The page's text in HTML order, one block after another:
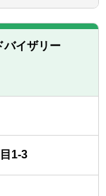
在宅勤務メイン、
を利用可能）
時間/月、繁忙期
コーポレート業
または提案経験
ダー経験(人数規
をしてきた方
業グループへの
AI（最新のIT技
関心がある方
成、改善示唆の提
設計と運用
モニタリングの
た分析・改善
わる業務プロセス
による効率化・精
バイザリー
1-3